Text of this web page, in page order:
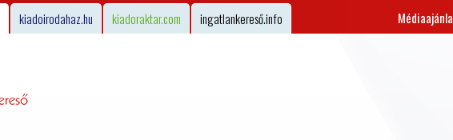
kiadoirodahaz.hu kiadoraktar.com ingatlankereső.info